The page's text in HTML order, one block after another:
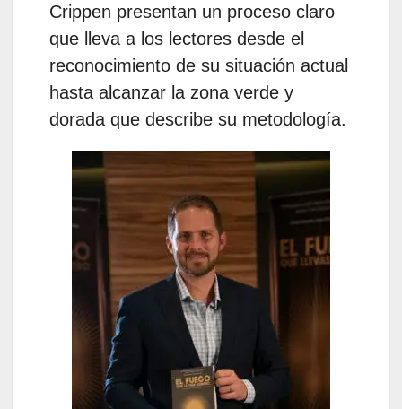
Crippen presentan un proceso claro
que lleva a los lectores desde el
reconocimiento de su situación actual
hasta alcanzar la zona verde y
dorada que describe su metodología.